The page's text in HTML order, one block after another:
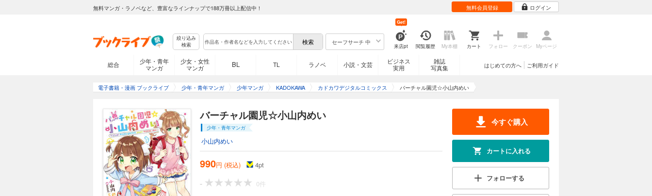
無料マンガ・ラノベなど、豊富なラインナップで188万冊以上配信中！ 無料会員登録 ログイン
絞り込み
検索
セーフサーチ 中
来店pt
Get!
閲覧履歴 My本棚 カート フォロー クーポン Myページ
総合
少年・青年
マンガ
少女・女性
マンガ
BL TL ラノベ 小説・文芸
ビジネス
実用
雑誌
写真集
ご利用ガイド
はじめての方へ
電子書籍・漫画 ブックライブ 少年・青年マンガ 少年マンガ KADOKAWA カドカワデジタルコミックス バーチャル園児☆小山内めい
バーチャル園児☆小山内めい
少年・青年マンガ
小山内めい
990円 (税込) 4pt
-
0件
今すぐ購入
カートに入れる
フォローする